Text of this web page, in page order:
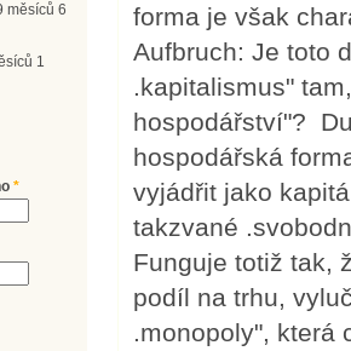
měsíců 6
1
*
forma je však
Aufbruch: Je toto
.kapitalismus"
hospodářství"?
hospodářská
vyjádřit jako
takzvané
Funguje totiž tak,
podíl na trhu,
.monopoly", která